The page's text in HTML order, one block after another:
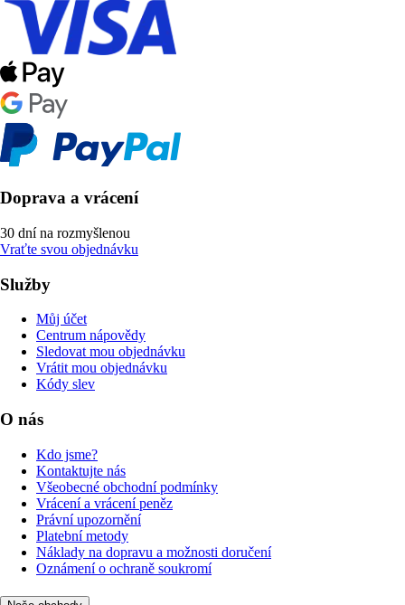
Doprava a vrácení
30 dní na rozmyšlenou
Vraťte svou objednávku
Služby
Můj účet
Centrum nápovědy
Sledovat mou objednávku
Vrátit mou objednávku
Kódy slev
O nás
Kdo jsme?
Kontaktujte nás
Všeobecné obchodní podmínky
Vrácení a vrácení peněz
Právní upozornění
Platební metody
Náklady na dopravu a možnosti doručení
Oznámení o ochraně soukromí